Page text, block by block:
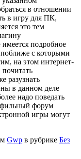
в отношении
в игру для ПК,
это тем
подробное
с которыми
на этом интернет-
разузнать
в данном деле
надо поведать
форум
игры могут
Gwp в рубрике Без